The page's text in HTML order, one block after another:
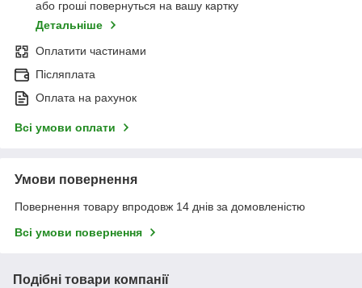
або гроші повернуться на вашу картку
Детальніше
Оплатити частинами
Післяплата
Оплата на рахунок
Всі умови оплати
Умови повернення
Повернення товару впродовж 14 днів за домовленістю
Всі умови повернення
Подібні товари компанії